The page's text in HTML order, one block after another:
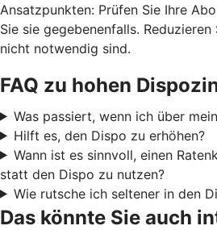
Ansatzpunkten: Prüfen Sie Ihre
Sie sie gegebenenfalls.
nicht notwendig sind.
FAQ zu hohen
Was passiert, wenn ich über
Hilft es, den Dispo zu erhöhen?
Wann ist es sinnvoll, einen
statt den Dispo zu nutzen?
Wie rutsche ich seltener in den
Das könnte Sie auch